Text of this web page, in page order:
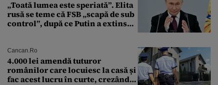
„Toată lumea este speriată”. Elita
rusă se teme că FSB „scapă de sub
control”, după ce Putin a extins
Cancan.ro
4.000 lei amendă tuturor
românilor care locuiesc la casă și
fac acest lucru în curte, crezând